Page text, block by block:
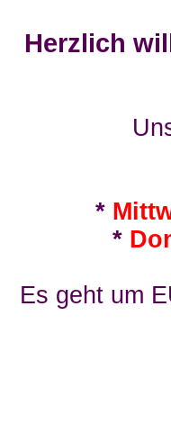
Herzlich
*
*
Es geht um